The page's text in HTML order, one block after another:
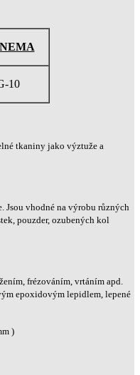
10
tkaniny jako výztuže a
Jsou vhodné na výrobu různých
pouzder, ozubených kol
frézováním, vrtáním apd.
epoxidovým lepidlem, lepené
)